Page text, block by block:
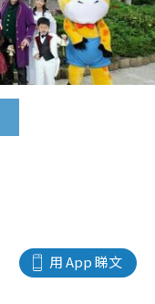
用 App 睇文